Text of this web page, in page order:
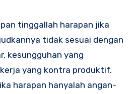
tinggallah harapan jika
tidak sesuai dengan
kesungguhan yang
yang kontra produktif.
harapan hanyalah angan-